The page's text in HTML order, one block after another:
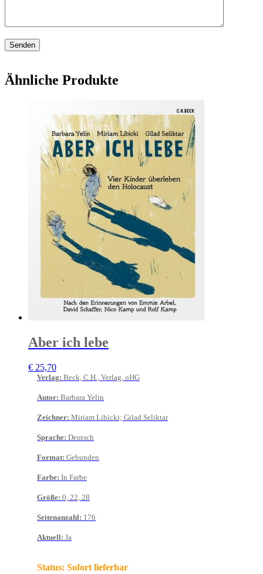
Ähnliche Produkte
Aber ich lebe
€ 25,70
Verlag: Beck, C.H., Verlag, oHG
Autor: Barbara Yelin
Zeichner: Miriam Libicki; Gilad Seliktar
Sprache: Deutsch
Format: Gebunden
Farbe: In Farbe
Größe: 0, 22, 28
Seitenanzahl: 176
Aktuell: Ja
Status: Sofort lieferbar